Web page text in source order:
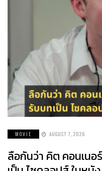
MOVIE AUGUST 7, 2026
ลือกันว่า คิต คอนเนอ